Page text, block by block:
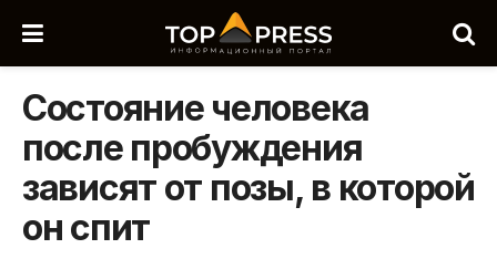
Состояние человека
после пробуждения
зависят от позы, в которой
он спит